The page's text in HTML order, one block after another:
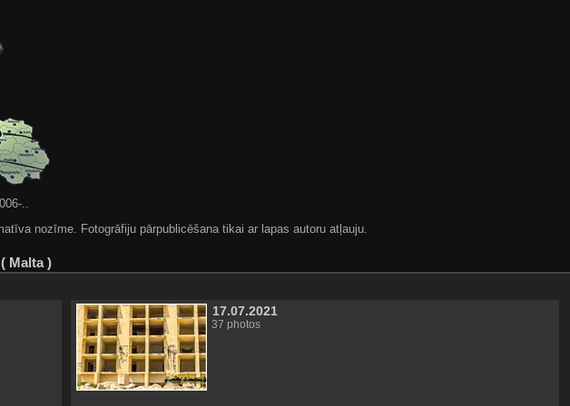
..
nozīme. Fotogrāfiju pārpublicēšana tikai ar lapas autoru atļauju.
Malta )
17.07.2021
37 photos